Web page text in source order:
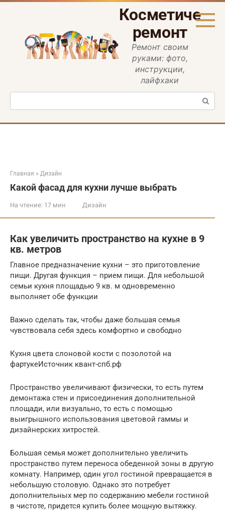
Перейти
ремонт
Ремонт своим
руками: фото,
инструкции,
лайфхаки
Поиск:
Главная » Дизайн
Какой фасад для кухни лучше выбрать
На чтение: 17 мин Дизайн
Как увеличить пространство на кухне в 9
кв. метров
Главное предназначение кухни – это приготовление
пищи. Другая функция – прием пищи. Для небольшой
семьи кухня площадью 9 кв. м одновременно
выполняет обе функции
Важно сделать так, чтобы даже большая семья
чувствовала себя здесь комфортно и свободно
Кухня цвета слоновой кости с позолотой на
фартукеИсточник квант-спб.рф
Пространство увеличивают физически, то есть путем
демонтажа стен и присоединения дополнительной
площади, или визуально, то есть с помощью
выигрышного использования цветовой гаммы и
дизайнерских хитростей.
Большая семья может дополнительно увеличить
пространство путем переноса обеденной зоны в другую
комнату. Например, один угол гостиной превращается в
небольшую столовую. Однако это потребует
дополнительных мер по содержанию мебели гостиной
в чистоте, придется купить более мощную вытяжку.